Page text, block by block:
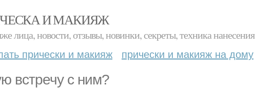
И МАКИЯЖ
лица, новости, отзывы, новинки, секреты, техника нанесения
прически и макияж прически и макияж на дому
встречу с ним?